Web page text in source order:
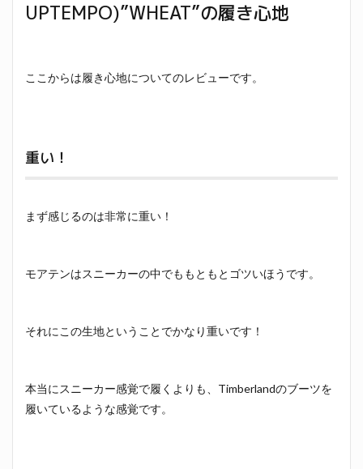
UPTEMPO)”WHEAT”の履き心地
ここからは履き心地についてのレビューです。
重い！
まず感じるのは非常に重い！
モアテンはスニーカーの中でももともとゴツいほうです。
それにこの生地ということでかなり重いです！
本当にスニーカー感覚で履くよりも、Timberlandのブーツを
履いているような感覚です。